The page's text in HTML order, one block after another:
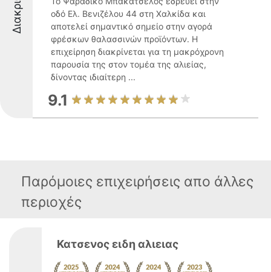
οδό Ελ. Βενιζέλου 44 στη Χαλκίδα και
αποτελεί σημαντικό σημείο στην αγορά
φρέσκων θαλασσινών προϊόντων. Η
επιχείρηση διακρίνεται για τη μακρόχρονη
παρουσία της στον τομέα της αλιείας,
δίνοντας ιδιαίτερη ...
9.1
Παρόμοιες επιχειρήσεις απο άλλες
περιοχές
Κατσενος ειδη αλιειας